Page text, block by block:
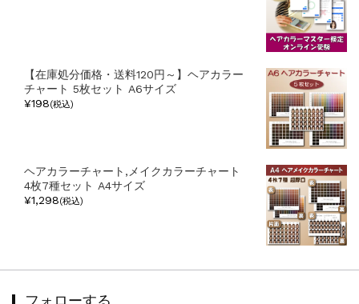
【在庫処分価格・送料120円～】ヘアカラー
チャート 5枚セット A6サイズ
¥198(税込)
ヘアカラーチャート,メイクカラーチャート
4枚7種セット A4サイズ
¥1,298(税込)